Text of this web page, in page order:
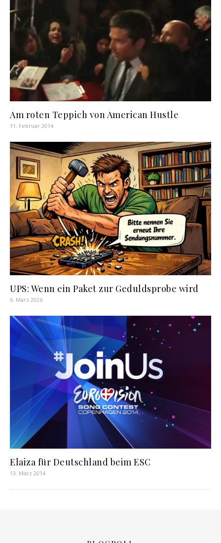
Am roten Teppich von American Hustle
11. Februar 2014
UPS: Wenn ein Paket zur Geduldsprobe wird
6. März 2026
Elaiza für Deutschland beim ESC
13. März 2014